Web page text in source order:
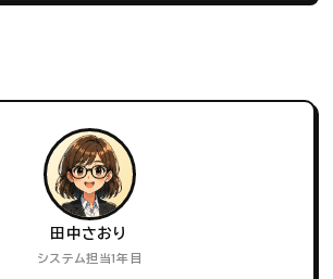
田中さおり
システム担当1年目